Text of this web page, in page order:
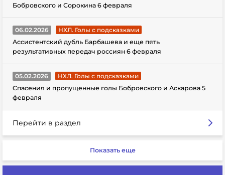
Бобровского и Сорокина 6 февраля
06.02.2026
НХЛ. Голы с подсказками
Ассистентский дубль Барбашева и еще пять
результативных передач россиян 6 февраля
05.02.2026
НХЛ. Голы с подсказками
Спасения и пропущенные голы Бобровского и Аскарова 5
февраля
Перейти в раздел
Показать еще